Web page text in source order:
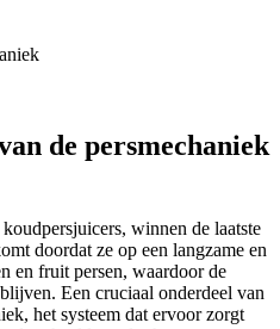
de persmechaniek
winnen de laatste
doordat ze op een langzame en
en fruit persen, waardoor de
Een cruciaal onderdeel van
het systeem dat ervoor zorgt